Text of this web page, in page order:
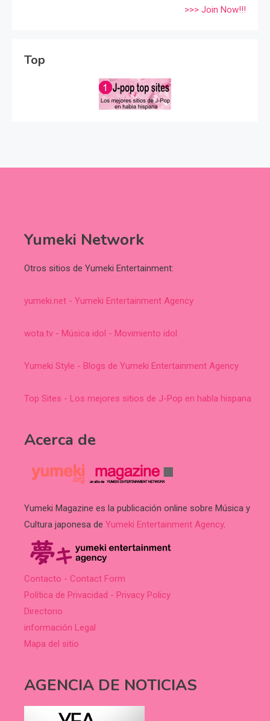
>>> Join Now!!!
Top
Yumeki Network
Otros sitios de Yumeki Entertainment:
yumeki.net - Yumeki Entertainment Agency
wota.tv - Música idol - Movimiento idol
Yumeki Style - Blogs de Yumeki Entertainment Agency
Top Sites - Los mejores sitios de J-Pop en habla hispana
Acerca de
Yumeki Magazine es la publicación online sobre Música y
Cultura japonesa de Yumeki Entertainment Agency.
Contacto - Contact Form
Política de Privacidad - Privacy Policy
Directorio
información Legal
Mapa del sitio
AGENCIA DE NOTICIAS